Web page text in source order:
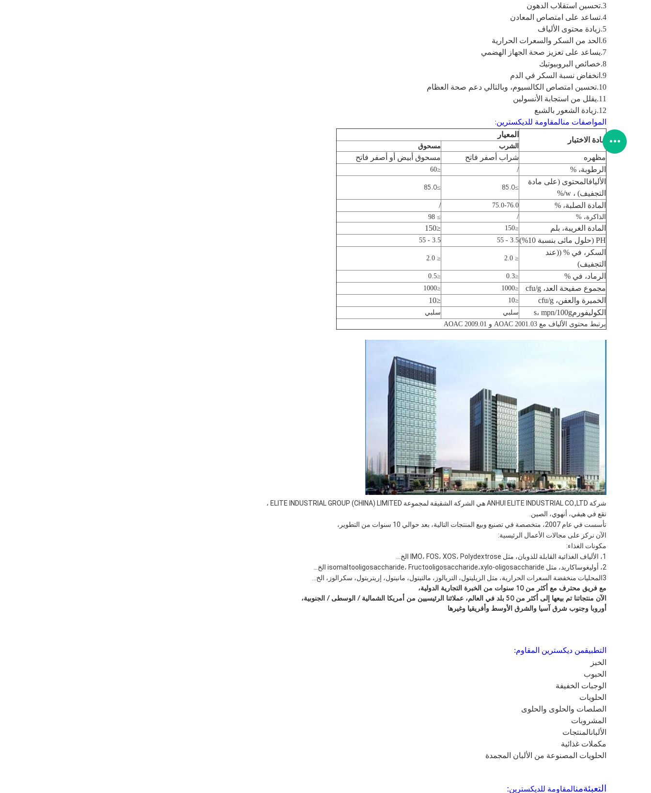
3. تحسين استقلاب الدهون
4. تساعد على امتصاص المعادن
5. زيادة محتوى الألياف
6. الحد من السكر والسعرات الحرارية
7. يساعد على تعزيز صحة الجهاز الهضمي
8. خصائص البروبيوتيك
9. انخفاض نسبة السكر في الدم
10. تحسين امتصاص الكالسيوم، وبالتالي دعم صحة العظام
11. يقلل من استجابة الأنسولين
12. زيادة الشعور بالشبع
المواصفات منالمقاومة للديكسترين:
مادة الاختبار
المعيار
الشرب مسحوق
مظهره شراب أصفر فاتح
مسحوق أبيض أو أصفر فاتح
الرطوبة، %
/
≤60
الأليافالمحتوى (على مادة
التجفيف) ، w/%
≥
85.0
≥
85.0
المادة الصلبة، % 75.0-76.0
/
الذاكرة، % /
≥ 98
المادة الغريبة، بلم ≤150
≤150
PH (حلول مائى بنسبة 10%)
3.5 - 5
5
3.5 - 5
5
السكر، في % ((عند
التجفيف)
≤ 2.0
≤ 2.0
الرماد، في % ≤0.
3
≤0.5
مجموع صفيحة العد، cfu/g ≤1000
≤1000
الخميرة والعفن، cfu/g ≤10
≤10
الكوليفورم
s، mpn/100g سلبي
سلبي
يرتبط محتوى الألياف مع AOAC 2001.03 و AOAC 2009.01
شركة ANHUI ELITE INDUSTRIAL CO.,LTD هي الشركة الشقيقة لمجموعة ELITE INDUSTRIAL GROUP (CHINA) LIMITED ،
تقع في هيفي، أنهوي، الصين.
تأسست في عام 2007، متخصصة في تصنيع وبيع المنتجات التالية، بعد حوالي 10 سنوات من التطوير،
الآن نركز على مجالات الأعمال الرئيسية:
مكونات الغذاء:
1، الألياف الغذائية القابلة للذوبان، مثل IMO، FOS، XOS، Polydextrose الخ...
2، أوليغوساكاريد، مثل isomaltooligosaccharide، Fructooligosaccharide،xylo-oligosaccharide الخ...
3المحليات منخفضة السعرات الحرارية، مثل الزيليتول، التريالوز، مالتيتول، مانيتول، إريتريتول، سكرالوز، الخ...
مع فريق محترف مع أكثر من 10 سنوات من الخبرة التجارية الدولية،
الآن منتجاتنا تم بيعها إلى أكثر من 50 بلد في العالم، عملائنا الرئيسيين من أمريكا الشمالية / الوسطى / الجنوبية،
أوروبا وجنوب شرق آسيا والشرق الأوسط وأفريقيا وغيرها
التطبيقمن ديكسترين المقاوم:
الخبز
الحبوب
الوجبات الخفيفة
الحلويات
الصلصات والحلوى والحلوى
المشروبات
الألبانالمنتجات
مكملات غذائية
الحلويات المصنوعة من الألبان المجمدة
التعبئةمنالمقاومة للديكسترين: